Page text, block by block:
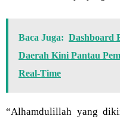
Baca Juga: Dashboard
Daerah Kini Pantau
Real-Time
“Alhamdulillah yang